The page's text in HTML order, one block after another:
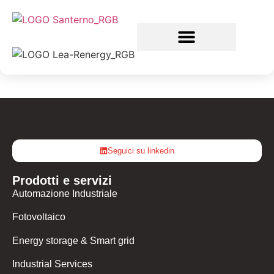
Seguici su linkedin
Prodotti e servizi
Automazione Industriale
Fotovoltaico
Energy storage & Smart grid
Industrial Services